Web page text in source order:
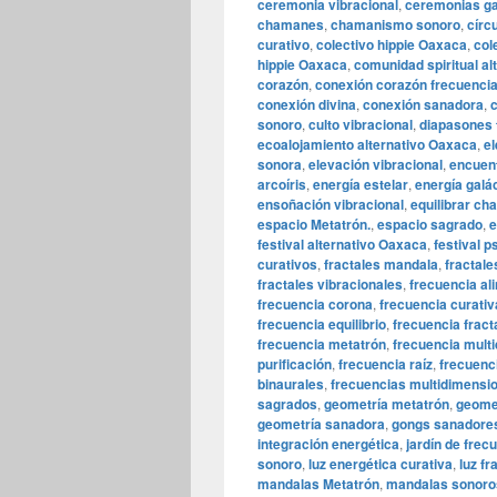
ceremonia vibracional , ceremonias
chamanes, chamanismo sonoro,
curativo, colectivo hippie Oaxaca,
hippie Oaxaca, comunidad spiritual
corazón, conexión corazón frecuencia
conexión divina, conexión sanadora,
sonoro, culto vibracional,
ecoalojamiento alternativo Oaxaca,
sonora, elevación vibracional,
arcoíris, energía estelar, energía
ensoñación vibracional, equilibrar
espacio Metatrón., espacio sagrado,
festival alternativo Oaxaca, festival
curativos, fractales mandala,
fractales vibracionales, frecuencia
frecuencia corona, frecuencia
frecuencia equilibrio, frecuencia
frecuencia metatrón, frecuencia
purificación, frecuencia raíz,
binaurales, frecuencias
sagrados, geometría metatrón,
geometría sanadora, gongs
integración energética, jardín de
sonoro, luz energética curativa, luz
mandalas Metatrón, mandalas